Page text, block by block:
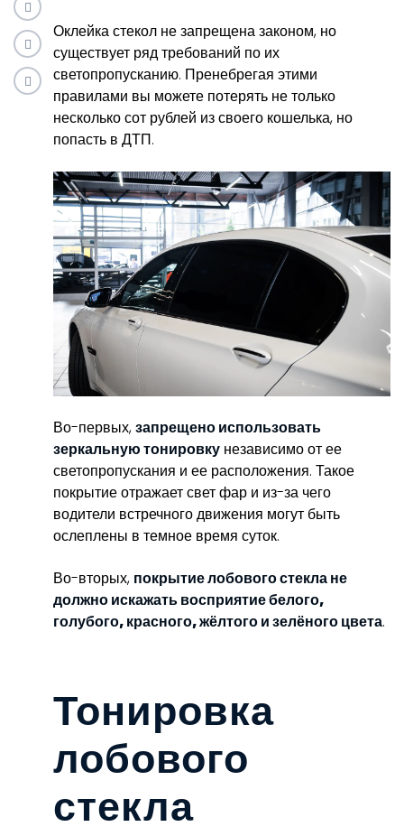
Оклейка стекол не запрещена законом, но
существует ряд требований по их
светопропусканию. Пренебрегая этими
правилами вы можете потерять не только
несколько сот рублей из своего кошелька, но
попасть в ДТП.
Во-первых,запрещено использовать
зеркальную тонировку независимо от ее
светопропускания и ее расположения. Такое
покрытие отражает свет фар и из-за чего
водители встречного движения могут быть
ослеплены в темное время суток.
Во-вторых, покрытие лобового стекла не
должно искажать восприятие белого,
голубого, красного, жёлтого и зелёного цвета.
Тонировка
лобового
стекла